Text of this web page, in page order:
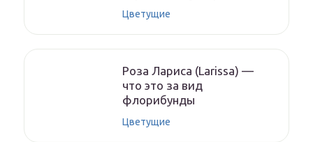
Цветущие
Роза Лариса (Larissa) —
что это за вид
флорибунды
Цветущие